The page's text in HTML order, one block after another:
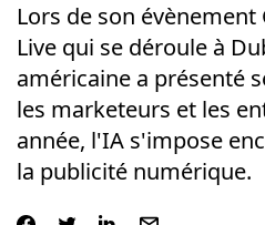
Lors de son
Live qui se déroule à
américaine a présenté
les marketeurs et les
année, l'IA s'impose
la publicité numérique.